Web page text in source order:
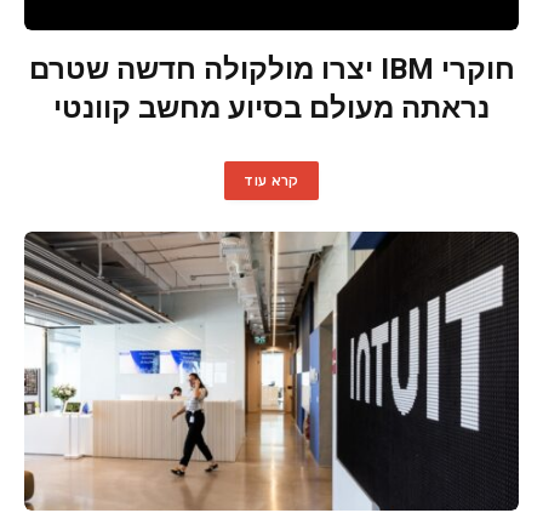
חוקרי IBM יצרו מולקולה חדשה שטרם
נראתה מעולם בסיוע מחשב קוונטי
קרא עוד